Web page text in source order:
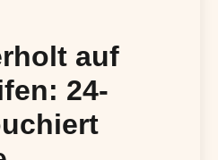
auf
24-